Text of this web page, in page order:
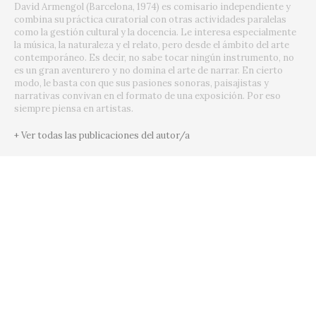
David Armengol (Barcelona, 1974) es comisario independiente y
combina su práctica curatorial con otras actividades paralelas
como la gestión cultural y la docencia. Le interesa especialmente
la música, la naturaleza y el relato, pero desde el ámbito del arte
contemporáneo. Es decir, no sabe tocar ningún instrumento, no
es un gran aventurero y no domina el arte de narrar. En cierto
modo, le basta con que sus pasiones sonoras, paisajistas y
narrativas convivan en el formato de una exposición. Por eso
siempre piensa en artistas.
+ Ver todas las publicaciones del autor/a